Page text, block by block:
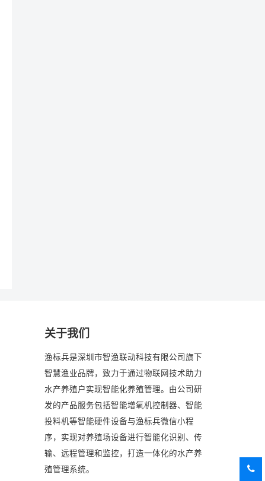
关于我们
渔标兵是深圳市智渔联动科技有限公司旗下
智慧渔业品牌，致力于通过物联网技术助力
水产养殖户实现智能化养殖管理。由公司研
发的产品服务包括智能增氧机控制器、智能
投料机等智能硬件设备与渔标兵微信小程
序，实现对养殖场设备进行智能化识别、传
输、远程管理和监控，打造一体化的水产养
殖管理系统。